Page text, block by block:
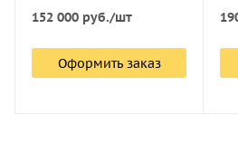
152 000 руб./шт
Оформить заказ